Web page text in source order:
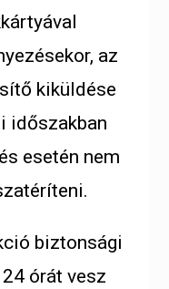
az
kiküldése
időszakban
esetén nem
biztonsági
órát vesz